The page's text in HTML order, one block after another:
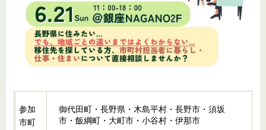
参加
市町
御代田町・長野県・木島平村・長野市・須坂
市・飯綱町・大町市・小谷村・伊那市